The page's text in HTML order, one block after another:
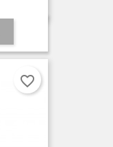
favorite_border